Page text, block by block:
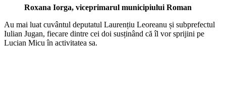
Roxana Iorga, viceprimarul municipiului Roman
Au mai luat cuvântul deputatul Laurențiu Leoreanu și subprefectul
Iulian Jugan, fiecare dintre cei doi susținând că îl vor sprijini pe
Lucian Micu în activitatea sa.